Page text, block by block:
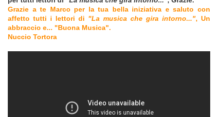
Grazie a te Marco per la tua bella iniziativa e saluto con
affetto tutti i lettori di "La musica che gira intorno...", Un
abbraccio e... "Buona Musica".
Nuccio Tortora